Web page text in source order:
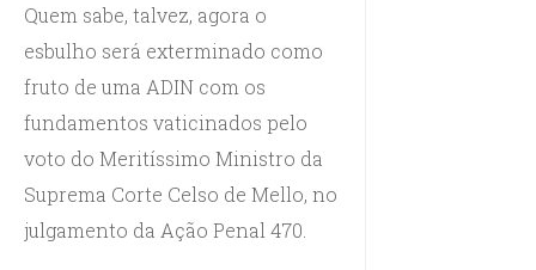
Quem sabe, talvez, agora o
esbulho será exterminado como
fruto de uma ADIN com os
fundamentos vaticinados pelo
voto do Meritíssimo Ministro da
Suprema Corte Celso de Mello, no
julgamento da Ação Penal 470.